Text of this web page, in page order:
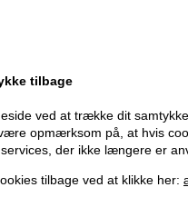
tilbage
ved at trække dit
opmærksom på, at hvis
der ikke længere er
tilbage ved at klikke her: